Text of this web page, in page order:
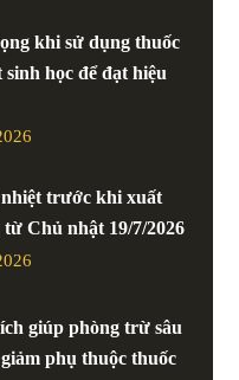
khi sử dụng thuốc
học để đạt hiệu
trước khi xuất
Chủ nhật 19/7/2026
giúp phòng trừ sâu
phụ thuộc thuốc